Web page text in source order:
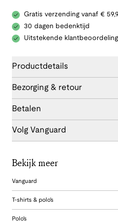
Gratis verzending vanaf €
30 dagen bedenktijd
Uitstekende klantbeoordeling
Productdetails
Bezorging & retour
Betalen
Volg Vanguard
Bekijk meer
Vanguard
T-shirts & polo's
Polo's